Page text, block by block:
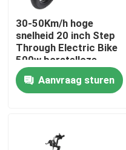
Kwaliteitscontrole
Verzoek om een Citaat
Ridstar elektrische fiets
30-50Km/h hoge
snelheid 20 inch Step
Through Electric Bike
500w borstelloze
motor
Aanvraag sturen